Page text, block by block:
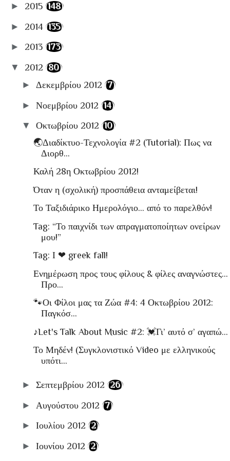
► 2015 (148)
► 2014 (135)
► 2013 (173)
▼ 2012 (80)
► Δεκεμβρίου 2012 (7)
► Νοεμβρίου 2012 (14)
▼ Οκτωβρίου 2012 (10)
🌏Διαδίκτυο-Τεχνολογία #2 (Tutorial): Πως να
Διορθ...
Καλή 28η Οκτωβρίου 2012!
Όταν η (σχολική) προσπάθεια ανταμείβεται!
Το Ταξιδιάρικο Ημερολόγιο… από το παρελθόν!
Tag: “Το παιχνίδι των απραγματοποίητων ονείρων
μου!”
Tag: Ι ❤ greek fall!
Ενημέρωση προς τους φίλους & φίλες αναγνώστες…
Προ...
🐾Οι Φίλοι μας τα Ζώα #4: 4 Οκτωβρίου 2012:
Παγκόσ...
♪Let's Talk About Music #2: 💓Γι’ αυτό σ’ αγαπώ…
Το Μηδέν! (Συγκλονιστικό Video με ελληνικούς
υπότι...
► Σεπτεμβρίου 2012 (26)
► Αυγούστου 2012 (7)
► Ιουλίου 2012 (2)
► Ιουνίου 2012 (2)